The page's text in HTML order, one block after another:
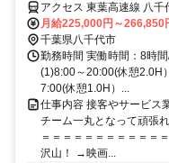
アクセス 東葉高速線 八
日大前西口徒歩約17分、
月給225,000円～266,850
千葉県八千代市
勤務時間 実働時間：8時
(1)8:00～20:00(休憩2.0H
7:00(休憩1.0H）...
仕事内容 接客やサービス
チーム一丸となって頑張
＝＝＝＝＝＝＝＝＝＝＝
沢山！ →映画...